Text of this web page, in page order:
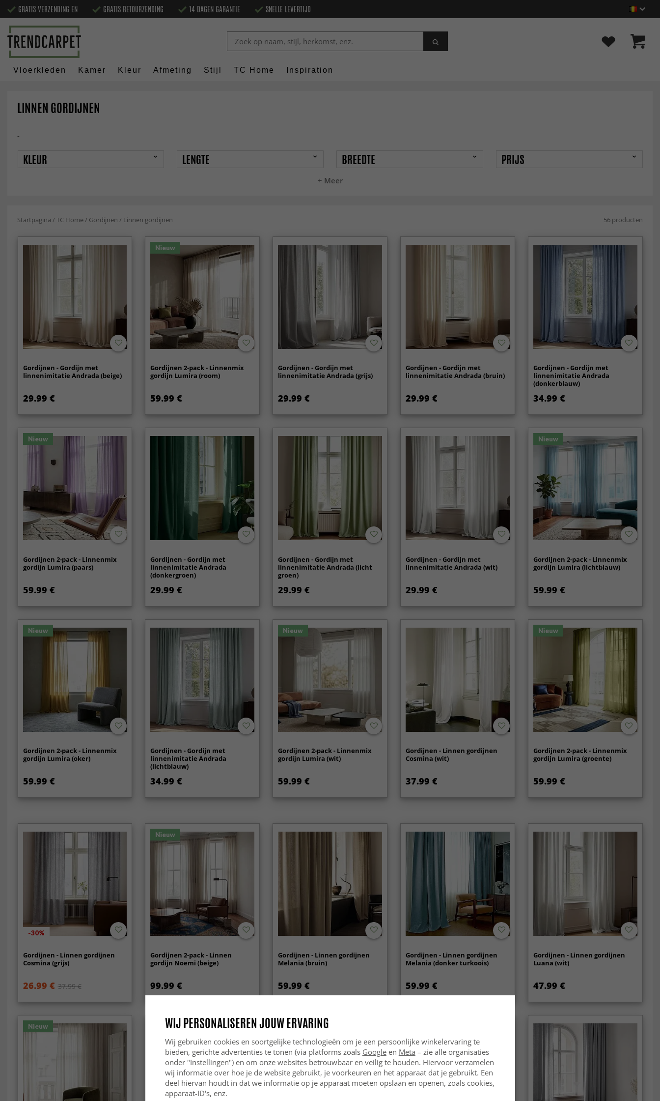
GRATIS VERZENDING EN GRATIS RETOURZENDING 14 DAGEN GARANTIE SNELLE LEVERTIJD
Vloerkleden Kamer Kleur Afmeting Stijl TC Home Inspiration
LINNEN GORDIJNEN
-
+ Meer
KLEUR LENGTE BREEDTE PRIJS
Startpagina /TC Home/ Gordijnen / Linnen gordijnen 56 producten
Gordijnen - Gordijn met
linnenimitatie Andrada (beige)
29.99 €
Nieuw
Gordijnen 2-pack - Linnenmix
gordijn Lumira (room)
59.99 €
Gordijnen - Gordijn met
linnenimitatie Andrada (grijs)
29.99 €
Gordijnen - Gordijn met
linnenimitatie Andrada (bruin)
29.99 €
Gordijnen - Gordijn met
linnenimitatie Andrada
(donkerblauw)
34.99 €
Nieuw
Gordijnen 2-pack - Linnenmix
gordijn Lumira (paars)
59.99 €
Gordijnen - Gordijn met
linnenimitatie Andrada
(donkergroen)
29.99 €
Gordijnen - Gordijn met
linnenimitatie Andrada (licht
groen)
29.99 €
Gordijnen - Gordijn met
linnenimitatie Andrada (wit)
29.99 €
Nieuw
Gordijnen 2-pack - Linnenmix
gordijn Lumira (lichtblauw)
59.99 €
Nieuw
Gordijnen 2-pack - Linnenmix
gordijn Lumira (oker)
59.99 €
Gordijnen - Gordijn met
linnenimitatie Andrada
(lichtblauw)
34.99 €
Nieuw
Gordijnen 2-pack - Linnenmix
gordijn Lumira (wit)
59.99 €
Gordijnen - Linnen gordijnen
Cosmina (wit)
37.99 €
Nieuw
Gordijnen 2-pack - Linnenmix
gordijn Lumira (groente)
59.99 €
-30%
Gordijnen - Linnen gordijnen
Cosmina (grijs)
26.99 € 37.99 €
Nieuw
Gordijnen 2-pack - Linnen
gordijn Noemi (beige)
99.99 €
Gordijnen - Linnen gordijnen
Melania (bruin)
59.99 €
Gordijnen - Linnen gordijnen
Melania (donker turkoois)
59.99 €
Gordijnen - Linnen gordijnen
Luana (wit)
47.99 €
Nieuw NieuwWIJ PERSONALISEREN JOUW ERVARING
Wij gebruiken cookies en soortgelijke technologieën om je een persoonlijke winkelervaring te
bieden, gerichte advertenties te tonen (via platforms zoals Googleen Meta – zie alle organisaties
onder "Instellingen") en om onze websites betrouwbaar en veilig te houden. Hiervoor verzamelen
wij informatie over hoe je de website gebruikt, je voorkeuren en het apparaat dat je gebruikt. Een
deel hiervan houdt in dat we informatie op je apparaat moeten opslaan en openen, zoals cookies,
apparaat-ID's, enz.